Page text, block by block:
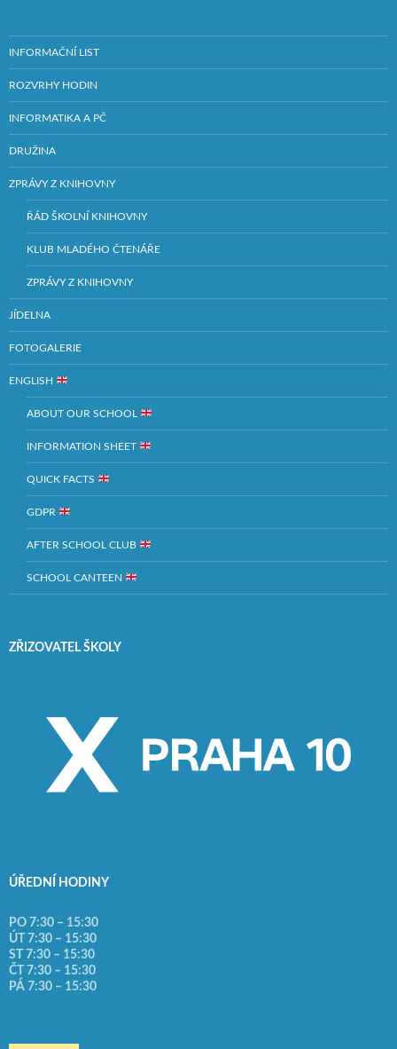
INFORMAČNÍ LIST
ROZVRHY HODIN
INFORMATIKA A PČ
DRUŽINA
ZPRÁVY Z KNIHOVNY
ŘÁD ŠKOLNÍ KNIHOVNY
KLUB MLADÉHO ČTENÁŘE
ZPRÁVY Z KNIHOVNY
JÍDELNA
FOTOGALERIE
ENGLISH
ABOUT OUR SCHOOL
INFORMATION SHEET
QUICK FACTS
GDPR
AFTER SCHOOL CLUB
SCHOOL CANTEEN
ZŘIZOVATEL ŠKOLY
ÚŘEDNÍ HODINY
PO 7:30 – 15:30
ÚT 7:30 – 15:30
ST 7:30 – 15:30
ČT 7:30 – 15:30
PÁ 7:30 – 15:30